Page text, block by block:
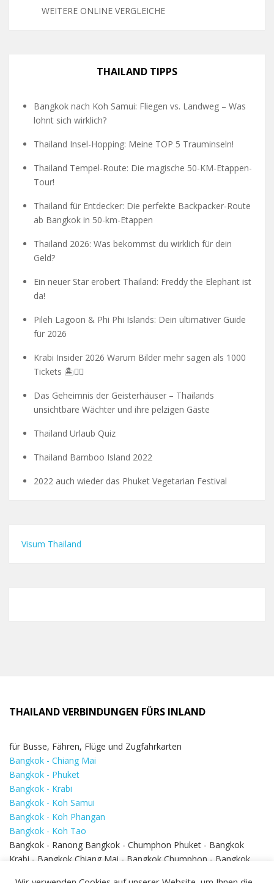
WEITERE ONLINE VERGLEICHE
THAILAND TIPPS
Bangkok nach Koh Samui: Fliegen vs. Landweg – Was
lohnt sich wirklich?
Thailand Insel-Hopping: Meine TOP 5 Trauminseln!
Thailand Tempel-Route: Die magische 50-KM-Etappen-
Tour!
Thailand für Entdecker: Die perfekte Backpacker-Route
ab Bangkok in 50-km-Etappen
Thailand 2026: Was bekommst du wirklich für dein
Geld?
Ein neuer Star erobert Thailand: Freddy the Elephant ist
da!
Pileh Lagoon & Phi Phi Islands: Dein ultimativer Guide
für 2026
Krabi Insider 2026 Warum Bilder mehr sagen als 1000
Tickets 🏝️🧗‍♂️
Das Geheimnis der Geisterhäuser – Thailands
unsichtbare Wächter und ihre pelzigen Gäste
Thailand Urlaub Quiz
Thailand Bamboo Island 2022
2022 auch wieder das Phuket Vegetarian Festival
Visum Thailand
THAILAND VERBINDUNGEN FÜRS INLAND
für Busse, Fähren, Flüge und Zugfahrkarten
Bangkok - Chiang Mai
Bangkok - Phuket
Bangkok - Krabi
Bangkok - Koh Samui
Bangkok - Koh Phangan
Bangkok - Koh Tao
Bangkok - Ranong Bangkok - Chumphon Phuket - Bangkok
Krabi - Bangkok Chiang Mai - Bangkok Chumphon - Bangkok